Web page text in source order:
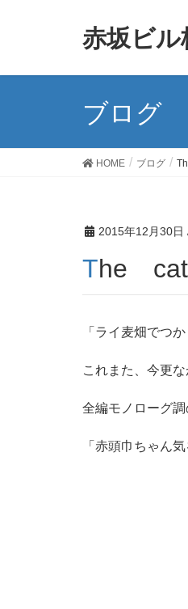
赤坂ビル
ブログ
HOME ブログ
2015年12月30日
The
「ライ麦畑でつ
これまた、今更な
全編モノローグ調
「赤頭巾ちゃん